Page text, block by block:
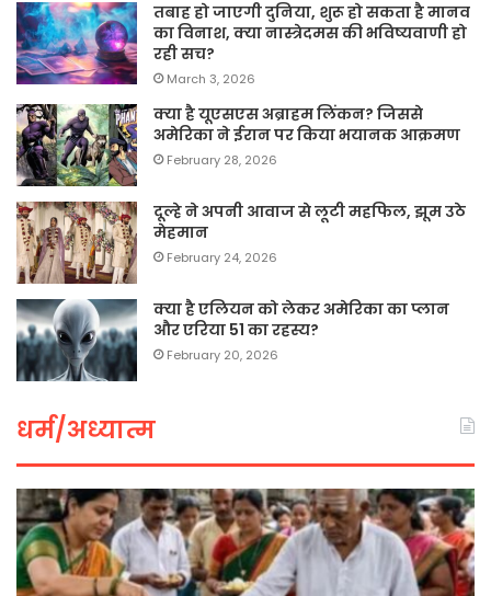
तबाह हो जाएगी दुनिया, शुरू हो सकता है मानव
का विनाश, क्या नास्त्रेदमस की भविष्यवाणी हो
रही सच?
March 3, 2026
क्या है यूएसएस अब्राहम लिंकन? जिससे
अमेरिका ने ईरान पर किया भयानक आक्रमण
February 28, 2026
दूल्हे ने अपनी आवाज से लूटी महफिल, झूम उठे
मेहमान
February 24, 2026
क्या है एलियन को लेकर अमेरिका का प्लान
और एरिया 51 का रहस्य?
February 20, 2026
धर्म/अध्यात्म